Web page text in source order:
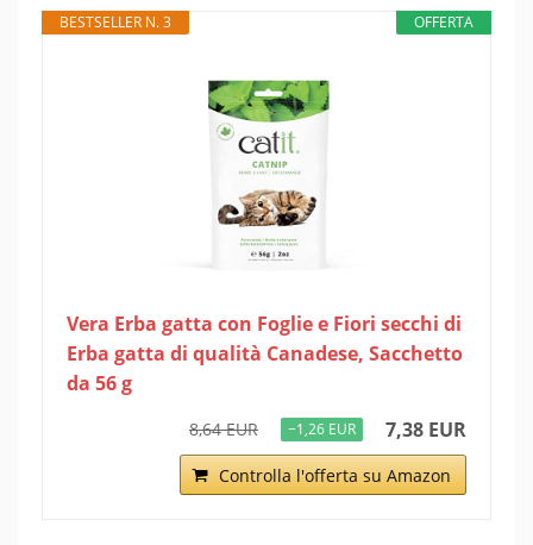
OFFERTA
BESTSELLER N. 3
Vera Erba gatta con Foglie e Fiori secchi di
Erba gatta di qualità Canadese, Sacchetto
da 56 g
8,64 EUR −1,26 EUR 7,38 EUR
Controlla l'offerta su Amazon